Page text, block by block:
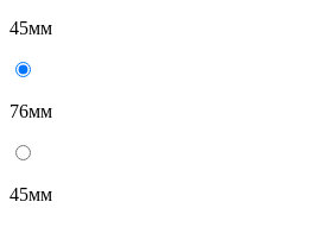
45мм
76мм
45мм